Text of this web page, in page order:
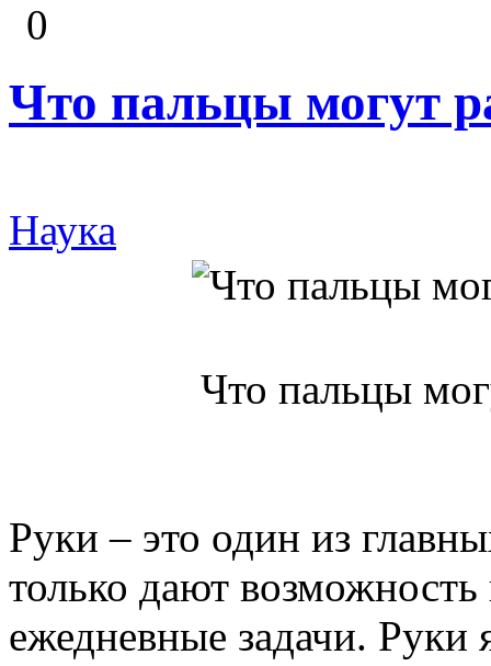
0
Что пальцы могут
Наука
Что пальцы
Руки – это один из
только дают
ежедневные задачи. Руки